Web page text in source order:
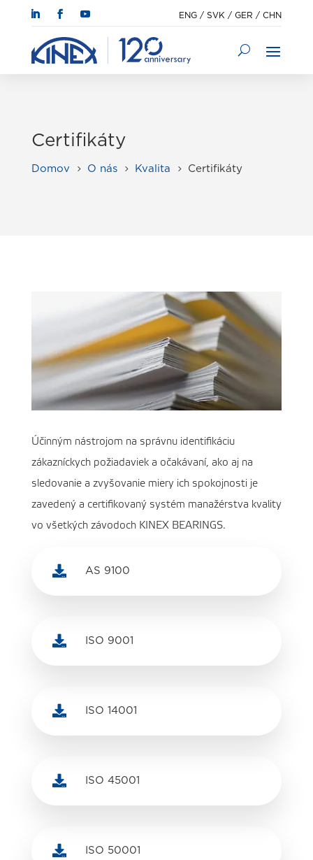
ENG /SVK /GER /CHN
Certifikáty
Domov 5 O nás 5 Kvalita 5 Certifikáty
Účinným nástrojom na správnu identifikáciu
zákazníckych požiadaviek a očakávaní, ako aj na
sledovanie a zvyšovanie miery ich spokojnosti je
zavedený a certifikovaný systém manažérstva kvality
vo všetkých závodoch KINEX BEARINGS.
 AS 9100
 ISO 9001
 ISO 14001
 ISO 45001
 ISO 50001